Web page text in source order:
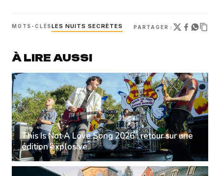
MOTS-CLÉSLES NUITS SECRÈTES PARTAGER :
À LIRE AUSSI
This Is Not A Love Song 2026 : retour sur une
édition explosive